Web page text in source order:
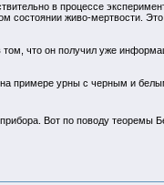
в процессе
состоянии живо-мертвости.
что он получил уже
примере урны с черным и
Вот по поводу теоремы